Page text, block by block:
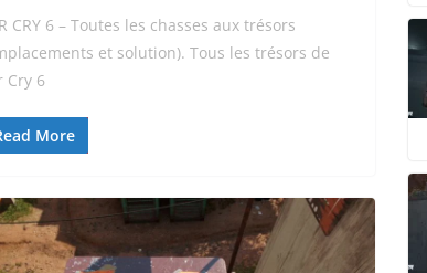
CRY 6 – Toutes les chasses aux trésors
et solution). Tous les trésors de
Cry 6
More